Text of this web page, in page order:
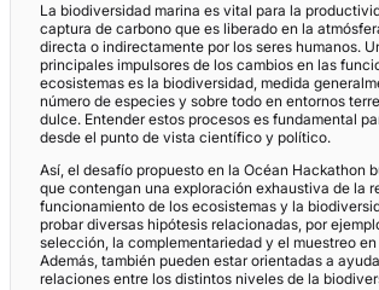
La biodiversidad marina es vital para la
captura de carbono que es liberado en la
directa o indirectamente por los seres humanos.
principales impulsores de los cambios en las
ecosistemas es la biodiversidad, medida
número de especies y sobre todo en entornos
dulce. Entender estos procesos es fundamental
desde el punto de vista científico y político.
Así, el desafío propuesto en la Océan Hackathon
que contengan una exploración exhaustiva de la
funcionamiento de los ecosistemas y la
probar diversas hipótesis relacionadas, por
selección, la complementariedad y el muestreo
Además, también pueden estar orientadas a
relaciones entre los distintos niveles de la